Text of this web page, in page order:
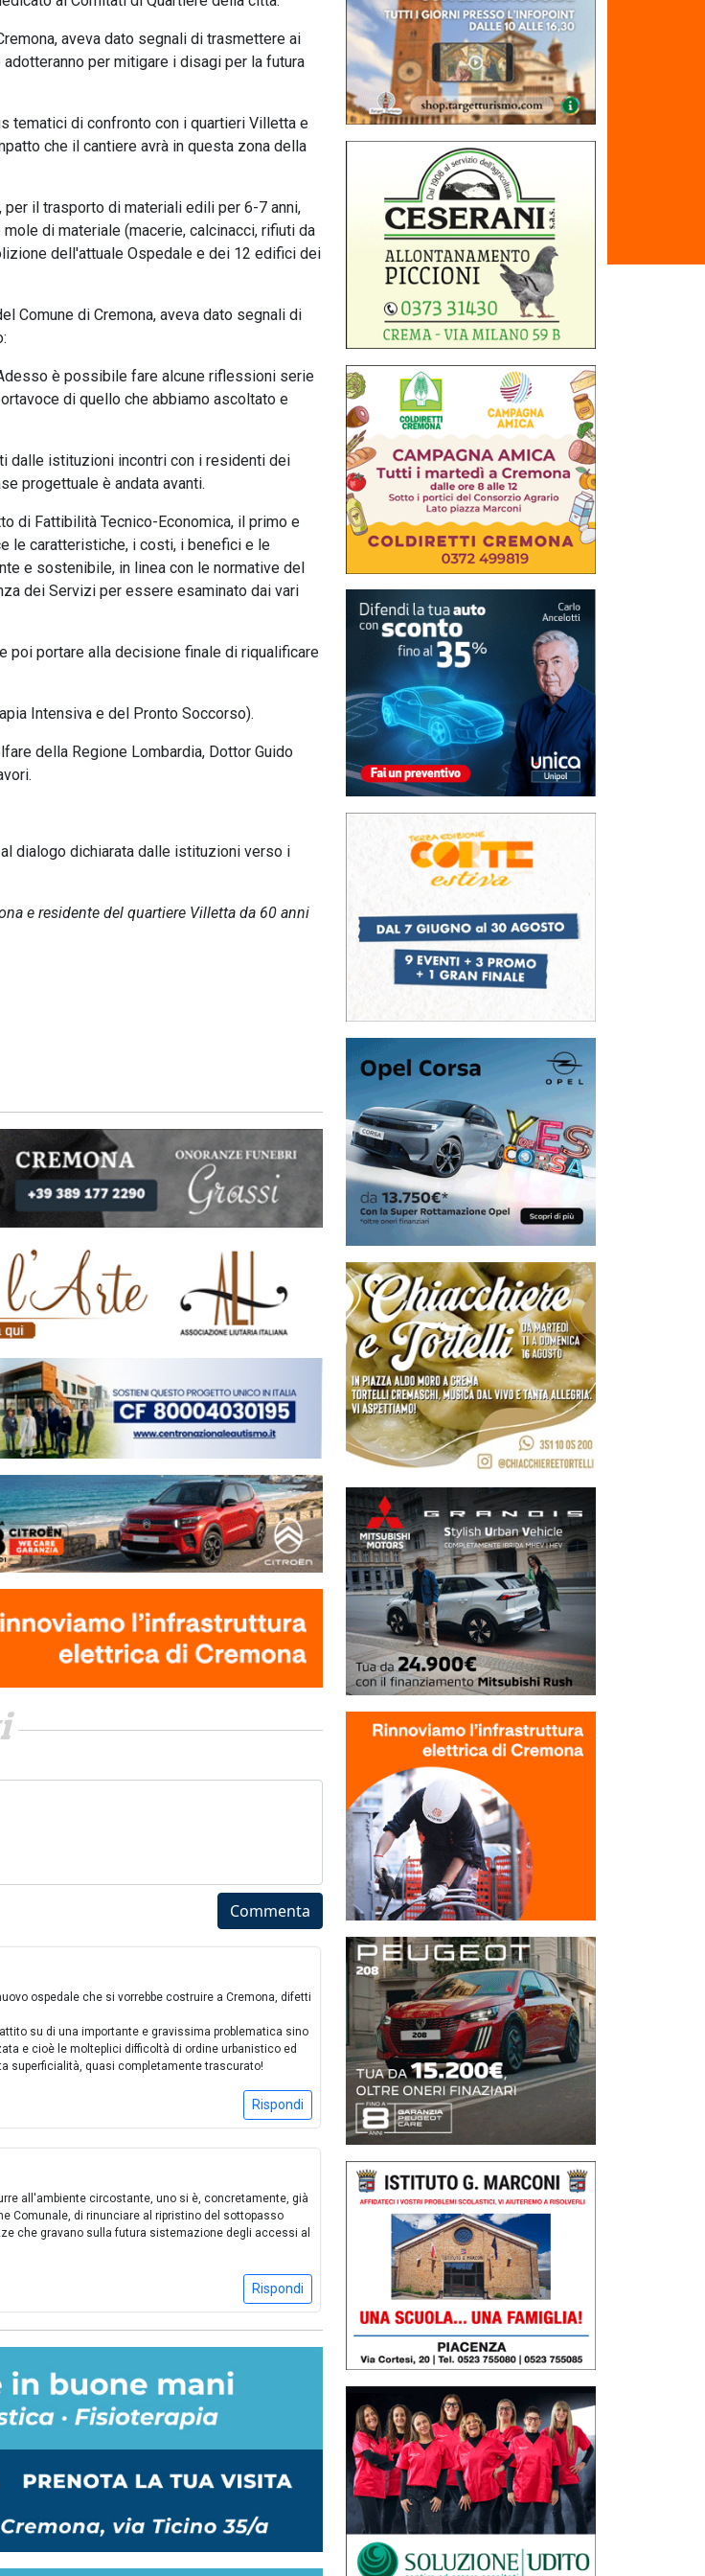
aveva dato segnali di trasmettere ai
per mitigare i disagi per la futura
tematici di confronto con i quartieri Villetta e
che il cantiere avrà in questa zona della
il trasporto di materiali edili per 6-7 anni,
di materiale (macerie, calcinacci, rifiuti da
dell'attuale Ospedale e dei 12 edifici dei
Comune di Cremona, aveva dato segnali di
è possibile fare alcune riflessioni serie
di quello che abbiamo ascoltato e
dalle istituzioni incontri con i residenti dei
progettuale è andata avanti.
di Fattibilità Tecnico-Economica, il primo e
le caratteristiche, i costi, i benefici e le
e sostenibile, in linea con le normative del
dei Servizi per essere esaminato dai vari
poi portare alla decisione finale di riqualificare
Intensiva e del Pronto Soccorso).
della Regione Lombardia, Dottor Guido
dialogo dichiarata dalle istituzioni verso i
e residente del quartiere Villetta da 60 anni
Commenta
ospedale che si vorrebbe costruire a Cremona, difetti
su di una importante e gravissima problematica sino
e cioè le molteplici difficoltà di ordine urbanistico ed
superficialità, quasi completamente trascurato!
Rispondi
all'ambiente circostante, uno si è, concretamente, già
Comunale, di rinunciare al ripristino del sottopasso
che gravano sulla futura sistemazione degli accessi al
Rispondi